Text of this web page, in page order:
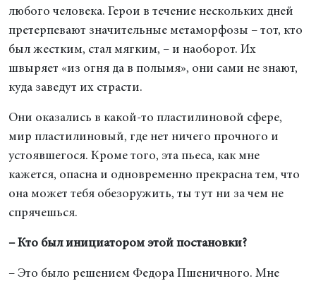
любого человека. Герои в течение нескольких дней
претерпевают значительные метаморфозы – тот, кто
был жестким, стал мягким, – и наоборот. Их
швыряет «из огня да в полымя», они сами не знают,
куда заведут их страсти.
Они оказались в какой-то пластилиновой сфере,
мир пластилиновый, где нет ничего прочного и
устоявшегося. Кроме того, эта пьеса, как мне
кажется, опасна и одновременно прекрасна тем, что
она может тебя обезоружить, ты тут ни за чем не
спрячешься.
– Кто был инициатором этой постановки?
– Это было решением Федора Пшеничного. Мне